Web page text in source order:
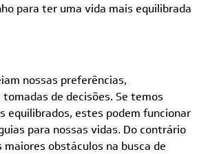
para ter uma vida mais equilibrada
nossas preferências,
de decisões. Se temos
equilibrados, estes podem funcionar
para nossas vidas. Do contrário
maiores obstáculos na busca de